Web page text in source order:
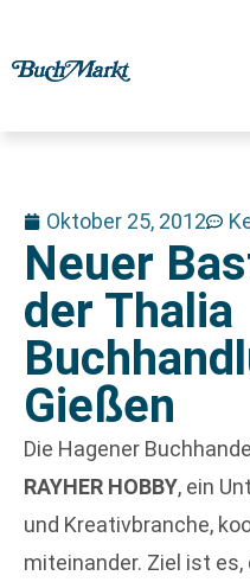
Oktober 25, 2012
Neuer
der Thalia
Gießen
Die Hagener
RAYHER HOBBY, ein
und Kreativbranche,
miteinander. Ziel ist